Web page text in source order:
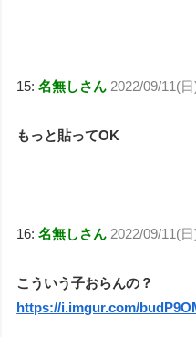
15:名無しさん 2022/09/11(
もっと貼ってOK
16:名無しさん 2022/09/11(
こういう子おらんの？
https://i.imgur.com/